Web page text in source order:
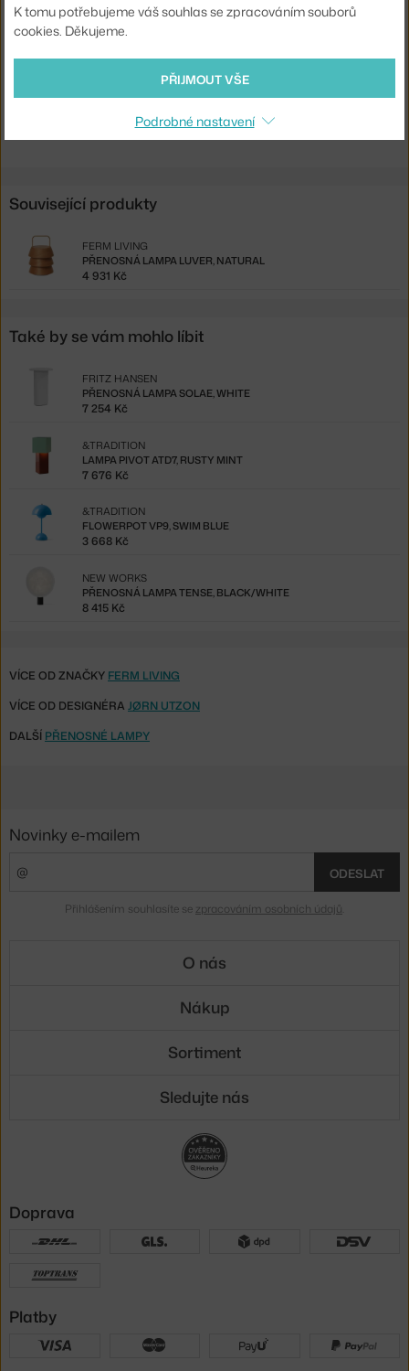
Výdrž baterie:
8 h
Kód produktu
FER-1104273493
Ste zo Slovenska? Prejdite na
Prenosná lampa Luver, cashmere
Shopping from the EU? Switch toLuver Portable Lamp, cashmere
Související produkty
PŘENOSNÁ LAMPA LUVER, NATURAL
FERM LIVING
4 931 Kč
Také by se vám mohlo líbit
PŘENOSNÁ LAMPA SOLAE, WHITE
FRITZ HANSEN
7 254 Kč
LAMPA PIVOT ATD7, RUSTY MINT
&TRADITION
7 676 Kč
FLOWERPOT VP9, SWIM BLUE
&TRADITION
3 668 Kč
PŘENOSNÁ LAMPA TENSE, BLACK/WHITE
NEW WORKS
8 415 Kč
VÍCE OD ZNAČKY FERM LIVING
VÍCE OD DESIGNÉRA JØRN UTZON
DALŠÍ PŘENOSNÉ LAMPY
K tomu potřebujeme váš souhlas se zpracováním souborů
cookies. Děkujeme.
PŘIJMOUT VŠE
Podrobné nastavení
Novinky e-mailem
ODESLAT
Přihlášením souhlasíte se zpracováním osobních údajů
O nás
Nákup
Sortiment
Sledujte nás
Doprava
Platby